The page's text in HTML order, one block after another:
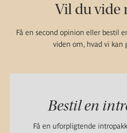
Vil du vide
Få en second opinion eller bestil
viden om, hvad vi kan
Bestil en
Få en uforpligtende